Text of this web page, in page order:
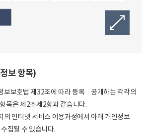
인정보 열람 제한 사항 확인
열람결정 통지(허용/제한/연기)
열람
열람결정 통지(거부)
보 항목)
보보호법 제32조에 따라 등록·공개하는 각각의
목은 제2조제2항과 같습니다.
의 인터넷 서비스 이용과정에서 아래 개인정보
집될 수 있습니다.